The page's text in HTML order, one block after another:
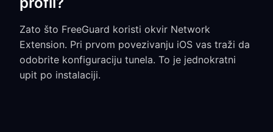
Zato što FreeGuard koristi okvir Network
Extension. Pri prvom povezivanju iOS vas traži da
odobrite konfiguraciju tunela. To je jednokratni
upit po instalaciji.